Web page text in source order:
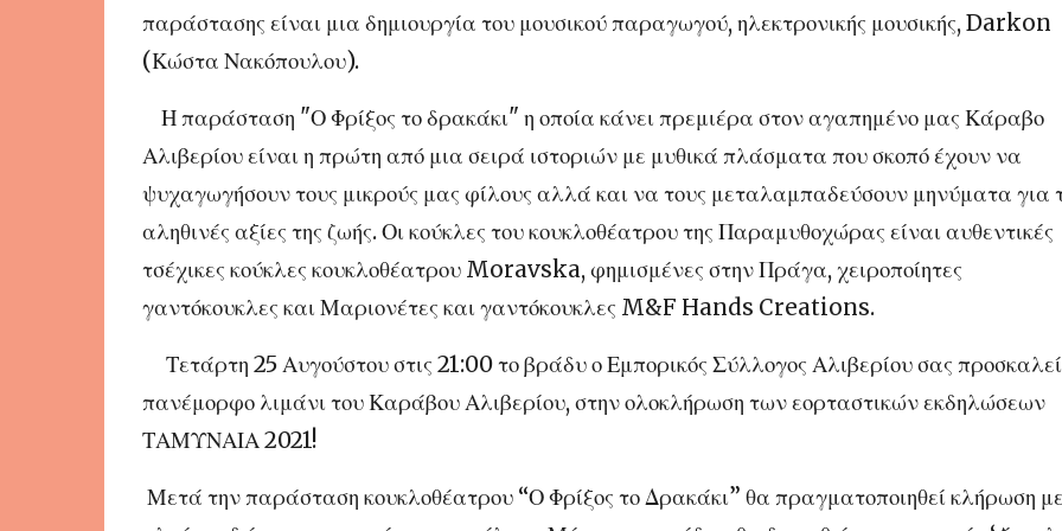
παράστασης είναι μια δημιουργία του μουσικού παραγωγού, ηλεκτρονικής μουσικής, Darkon
(Κώστα Νακόπουλου).
Η παράσταση "Ο Φρίξος το δρακάκι" η οποία κάνει πρεμιέρα στον αγαπημένο μας Κάραβο
Αλιβερίου είναι η πρώτη από μια σειρά ιστοριών με μυθικά πλάσματα που σκοπό έχουν να
ψυχαγωγήσουν τους μικρούς μας φίλους αλλά και να τους μεταλαμπαδεύσουν μηνύματα για
αληθινές αξίες της ζωής. Οι κούκλες του κουκλοθέατρου της Παραμυθοχώρας είναι αυθεντικές
τσέχικες κούκλες κουκλοθέατρου Moravska, φημισμένες στην Πράγα, χειροποίητες
γαντόκουκλες και Μαριονέτες και γαντόκουκλες M&F Hands Creations.
Τετάρτη 25 Αυγούστου στις 21:00 το βράδυ ο Εμπορικός Σύλλογος Αλιβερίου σας
πανέμορφο λιμάνι του Καράβου Αλιβερίου, στην ολοκλήρωση των εορταστικών εκδηλώσεων
ΤΑΜΥΝΑΙΑ 2021!
Μετά την παράσταση κουκλοθέατρου “Ο Φρίξος το Δρακάκι” θα πραγματοποιηθεί κλήρωση με